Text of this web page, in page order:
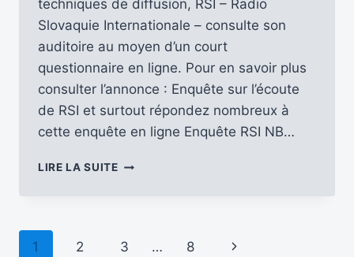
techniques de diffusion, RSI – Radio
Slovaquie Internationale – consulte son
auditoire au moyen d’un court
questionnaire en ligne. Pour en savoir plus
consulter l’annonce : Enquête sur l’écoute
de RSI et surtout répondez nombreux à
cette enquête en ligne Enquête RSI NB…
LIRE LA SUITERADIO
AUDITEURS
Navigation
1 2 3 … 8
Page